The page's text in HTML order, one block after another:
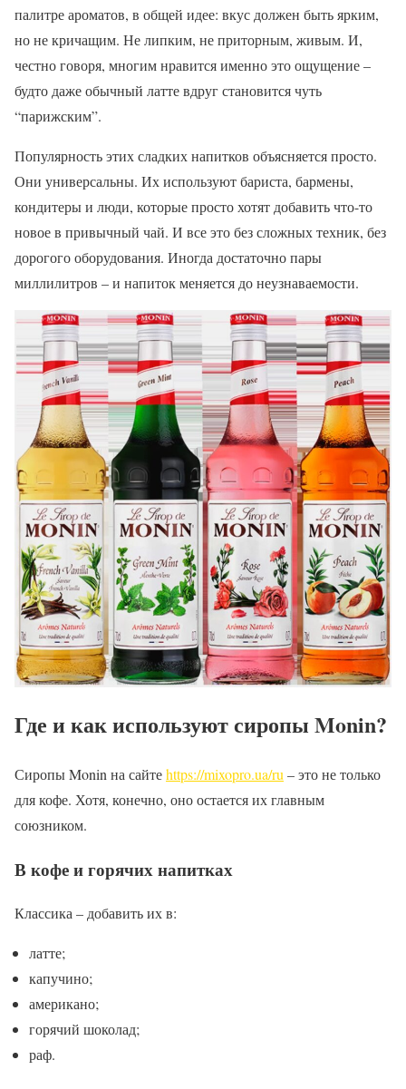
палитре ароматов, в общей идее: вкус должен быть ярким,
но не кричащим. Не липким, не приторным, живым. И,
честно говоря, многим нравится именно это ощущение –
будто даже обычный латте вдруг становится чуть
“парижским”.
Популярность этих сладких напитков объясняется просто.
Они универсальны. Их используют бариста, бармены,
кондитеры и люди, которые просто хотят добавить что-то
новое в привычный чай. И все это без сложных техник, без
дорогого оборудования. Иногда достаточно пары
миллилитров – и напиток меняется до неузнаваемости.
Где и как используют сиропы Monin?
Сиропы Monin на сайтеhttps://mixopro.ua/ru – это не только
для кофе. Хотя, конечно, оно остается их главным
союзником.
В кофе и горячих напитках
Классика – добавить их в:
латте;
капучино;
американо;
горячий шоколад;
раф.